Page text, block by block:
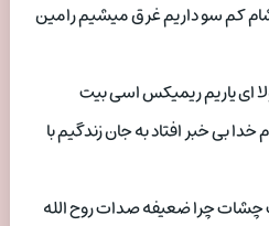
کم سو داریم غرق میشیم رامین
ای یاریم ریمیکس اسی بیت
بی خبر افتاد به جان زندگیم با
چرا ضعیفه صدات روح الله